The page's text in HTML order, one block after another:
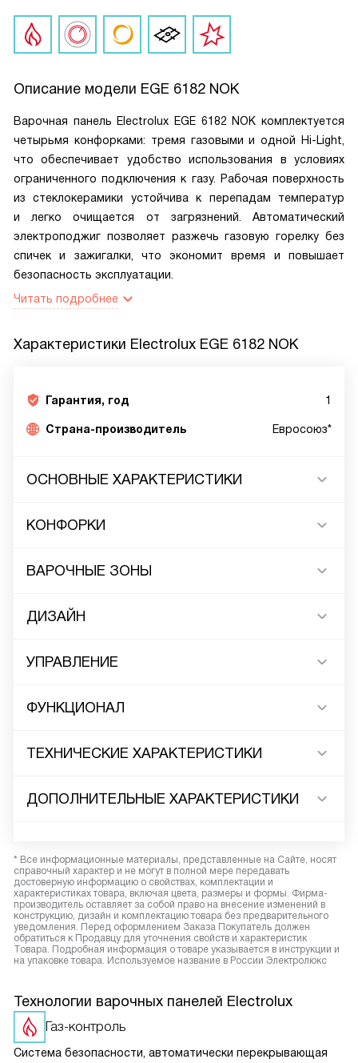
Описание модели EGE 6182 NOK
Варочная панель Electrolux EGE 6182 NOK комплектуется
четырьмя конфорками: тремя газовыми и одной Hi-Light,
что обеспечивает удобство использования в условиях
ограниченного подключения к газу. Рабочая поверхность
из стеклокерамики устойчива к перепадам температур
и легко очищается от загрязнений. Автоматический
электроподжиг позволяет разжечь газовую горелку без
спичек и зажигалки, что экономит время и повышает
безопасность эксплуатации.
Читать подробнее
Характеристики Electrolux EGE 6182 NOK
Гарантия, год 1
Страна-производитель Евросоюз*
ОСНОВНЫЕ ХАРАКТЕРИСТИКИ
КОНФОРКИ
ВАРОЧНЫЕ ЗОНЫ
ДИЗАЙН
УПРАВЛЕНИЕ
ФУНКЦИОНАЛ
ТЕХНИЧЕСКИЕ ХАРАКТЕРИСТИКИ
ДОПОЛНИТЕЛЬНЫЕ ХАРАКТЕРИСТИКИ
* Все информационные материалы, представленные на Сайте, носят
справочный характер и не могут в полной мере передавать
достоверную информацию о свойствах, комплектации и
характеристиках товара, включая цвета, размеры и формы. Фирма-
производитель оставляет за собой право на внесение изменений в
конструкцию, дизайн и комплектацию товара без предварительного
уведомления. Перед оформлением Заказа Покупатель должен
обратиться к Продавцу для уточнения свойств и характеристик
Товара. Подробная информация о товаре указывается в инструкции и
на упаковке товара. Используемое название в России Электролюкс
Технологии варочных панелей Electrolux
Газ-контроль
Система безопасности, автоматически перекрывающая